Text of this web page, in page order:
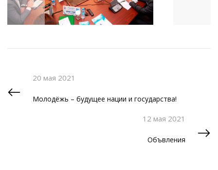
20 мая 2021
Молодёжь – будущее нации и государства!
12 мая 2021
Объвления